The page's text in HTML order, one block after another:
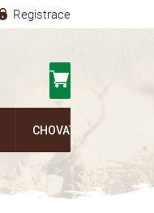
Registrace
CHOVATELSKÉ